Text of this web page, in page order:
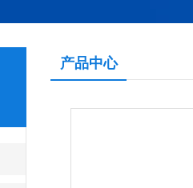
产品中心